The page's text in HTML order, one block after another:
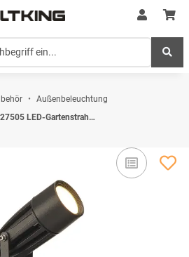
Außenbeleuchtung
SLV 227505 LED-Gartenstrahler TRUST SPIKE KOMPAKT anthrazit 3000K